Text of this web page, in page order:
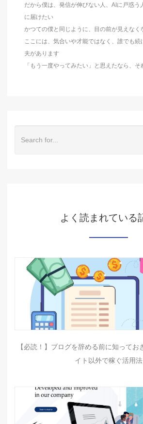
だから僕は、発信が伸びない人、AIに戸惑う
に届けたい
かつての僕と同じように、目の前が見えなく
ここには、気合いや才能ではなく、誰でも続
夫があります
「もう一度やってみたい」と思えたなら、そ
よく読まれている
【必読！】ブログを辞める前に知ってお
イト以外で稼ぐ活用法